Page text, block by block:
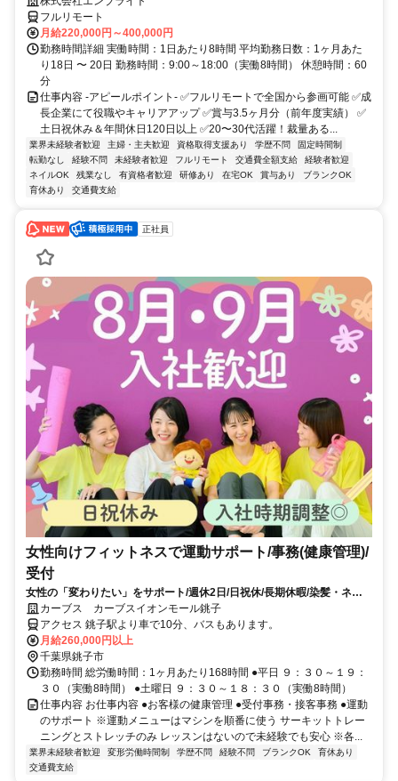
フルリモート
月給220,000円～400,000円
勤務時間詳細 実働時間：1日あたり8時間 平均勤務日数：1ヶ月あた
り18日 〜 20日 勤務時間：9:00～18:00（実働8時間） 休憩時間：60
分
仕事内容 -アピールポイント- ✅フルリモートで全国から参画可能 ✅成
長企業にて役職やキャリアアップ ✅賞与3.5ヶ月分（前年度実績） ✅
土日祝休み＆年間休日120日以上 ✅20〜30代活躍！裁量ある...
業界未経験者歓迎 主婦・主夫歓迎 資格取得支援あり 学歴不問
固定時間制
転勤なし
経験不問 未経験者歓迎 フルリモート 交通費全額支給
経験者歓迎
ネイルOK
残業なし 有資格者歓迎 研修あり 在宅OK 賞与あり
ブランクOK
育休あり
交通費支給
正社員
女性向けフィットネスで運動サポート/事務(健康管理)/
受付
女性の「変わりたい」をサポート/週休2日/日祝休/長期休暇/染髪・ネイ
ルOK※規定内
カーブス カーブスイオンモール銚子
アクセス 銚子駅より車で10分、バスもあります。
月給260,000円以上
千葉県銚子市
勤務時間 総労働時間：1ヶ月あたり168時間 ●平日 ９：３０～１９：
３０（実働8時間） ●土曜日 ９：３０～１８：３０（実働8時間）
仕事内容 お仕事内容 ●お客様の健康管理 ●受付事務・接客事務 ●運動
のサポート ※運動メニューはマシンを順番に使う サーキットトレー
ニングとストレッチのみ レッスンはないので未経験でも安心 ※各...
業界未経験者歓迎 変形労働時間制 学歴不問 経験不問 ブランクOK
育休あり
交通費支給